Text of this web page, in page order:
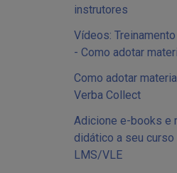
instrutores
Vídeos:
- Como adotar
Como adotar
Verba Collect
Adicione e-books e
didático a seu curso
LMS/VLE